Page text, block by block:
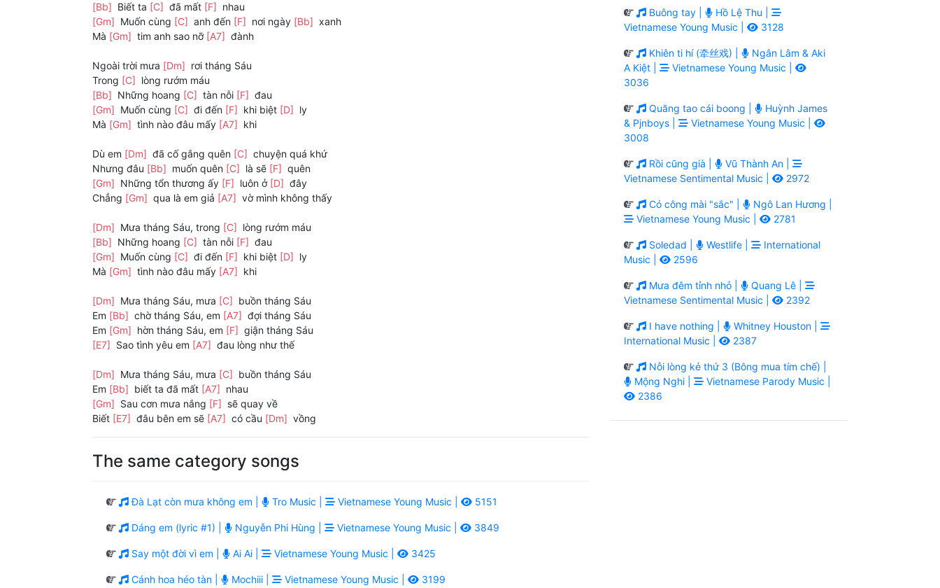
[Bb] Biết ta [C] đã mất [F] nhau
[Gm] Muốn cùng [C] anh đến [F] nơi ngày [Bb] xanh
Mà [Gm] tim anh sao nỡ [A7] đành
Ngoài trời mưa [Dm] rơi tháng Sáu
Trong [C] lòng rướm máu
[Bb] Những hoang [C] tàn nỗi [F] đau
[Gm] Muốn cùng [C] đi đến [F] khi biệt [D] ly
Mà [Gm] tình nào đâu mấy [A7] khi
Dù em [Dm] đã cố gắng quên [C] chuyện quá khứ
Nhưng đâu [Bb] muốn quên [C] là sẽ [F] quên
[Gm] Những tổn thương ấy [F] luôn ở [D] đây
Chẳng [Gm] qua là em giả [A7] vờ mình không thấy
[Dm] Mưa tháng Sáu, trong [C] lòng rướm máu
[Bb] Những hoang [C] tàn nỗi [F] đau
[Gm] Muốn cùng [C] đi đến [F] khi biệt [D] ly
Mà [Gm] tình nào đâu mấy [A7] khi
[Dm] Mưa tháng Sáu, mưa [C] buồn tháng Sáu
Em [Bb] chờ tháng Sáu, em [A7] đợi tháng Sáu
Em [Gm] hờn tháng Sáu, em [F] giận tháng Sáu
[E7] Sao tình yêu em [A7] đau lòng như thế
[Dm] Mưa tháng Sáu, mưa [C] buồn tháng Sáu
Em [Bb] biết ta đã mất [A7] nhau
[Gm] Sau cơn mưa nắng [F] sẽ quay về
Biết [E7] đâu bên em sẽ [A7] có cầu [Dm] vồng
The same category songs
Đà Lạt còn mưa không em | Tro Music | Vietnamese Young Music | 5151
Dáng em (lyric #1) | Nguyễn Phi Hùng | Vietnamese Young Music | 3849
Say một đời vì em | Ai Ai | Vietnamese Young Music | 3425
Cánh hoa héo tàn | Mochiii | Vietnamese Young Music | 3199
Buông tay |
Hồ Lệ Thu |
Vietnamese Young Music |
3128
Khiên ti hí (牵丝戏) |
Ngân Lâm & Aki
A Kiệt |
Vietnamese Young Music |
3036
Quăng tao cái boong |
Huỳnh James
& Pjnboys |
Vietnamese Young Music |
3008
Rồi cũng già |
Vũ Thành An |
Vietnamese Sentimental Music |
2972
Có công mài "sắc" |
Ngô Lan Hương |
Vietnamese Young Music |
2781
Soledad | Westlife |
International
Music |
2596
Mưa đêm tỉnh nhỏ |
Quang Lê |
Vietnamese Sentimental Music |
2392
I have nothing |
Whitney Houston |
International Music |
2387
Nỗi lòng kẻ thứ 3 (Bông mua tím chế) |
Mộng Nghi |
Vietnamese Parody Music |
2386